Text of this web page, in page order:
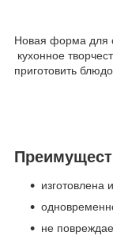
Новая форма для
кухонное
приготовить
изготовлена
не